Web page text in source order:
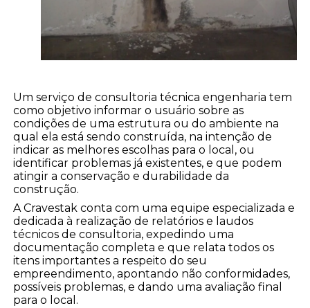
Um serviço de consultoria técnica engenharia tem
como objetivo informar o usuário sobre as
condições de uma estrutura ou do ambiente na
qual ela está sendo construída, na intenção de
indicar as melhores escolhas para o local, ou
identificar problemas já existentes, e que podem
atingir a conservação e durabilidade da
construção.
A Cravestak conta com uma equipe especializada e
dedicada à realização de relatórios e laudos
técnicos de consultoria, expedindo uma
documentação completa e que relata todos os
itens importantes a respeito do seu
empreendimento, apontando não conformidades,
possíveis problemas, e dando uma avaliação final
para o local.